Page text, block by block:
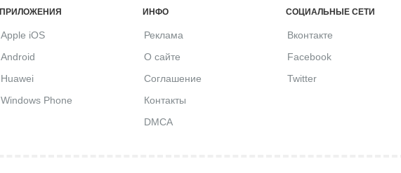
ПРИЛОЖЕНИЯ
Apple iOS
Android
Huawei
Windows Phone
ИНФО
Реклама
О сайте
Соглашение
Контакты
DMCA
СОЦИАЛЬНЫЕ СЕТИ
Вконтакте
Facebook
Twitter